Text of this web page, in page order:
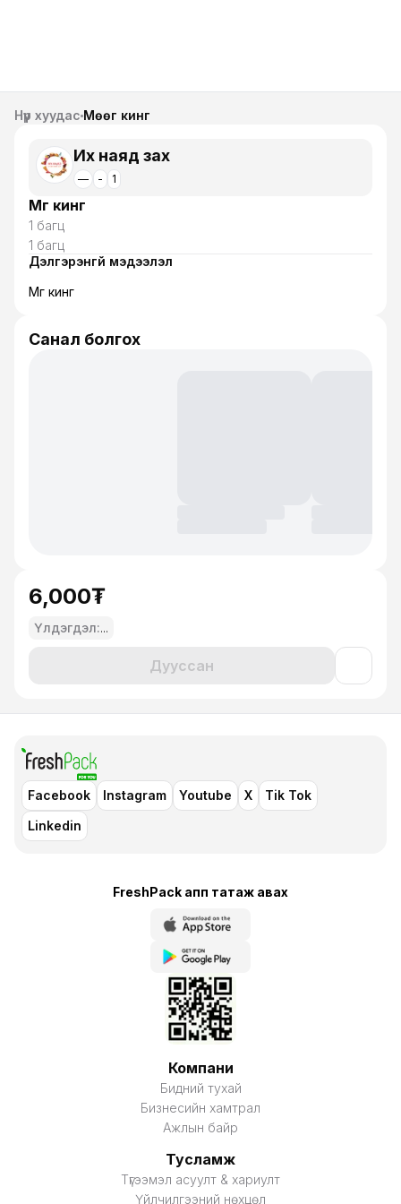
Нүүр хуудас Мөөг кинг
Их наяд зах
— - 1
Мөөг кинг
1 багц
1 багц
Дэлгэрэнгүй мэдээлэл
Мөөг кинг
Санал болгох
6,000₮
Үлдэгдэл:...
Дууссан
Facebook Instagram Youtube X
Tik Tok
Linkedin
FreshPack апп татаж авaх
Компани
Бидний тухай
Бизнесийн хамтрал
Ажлын байр
Тусламж
Түгээмэл асуулт & хариулт
Үйлчилгээний нөхцөл